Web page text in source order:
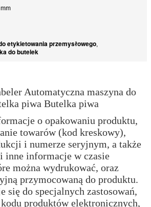
etykietowania przemysłowego,
do butelek
Automatyczna maszyna do
piwa Butelka piwa
o opakowaniu produktu,
towarów (kod kreskowy),
i numerze seryjnym, a także
inne informacje w czasie
można wydrukować, oraz
przymocowaną do produktu.
się do specjalnych zastosowań,
produktów elektronicznych,